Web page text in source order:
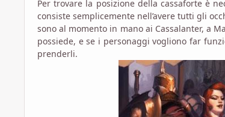
Per trovare la posizione della cassaforte è
consiste semplicemente nell’avere tutti gli
sono al momento in mano ai Cassalanter, a
possiede, e se i personaggi vogliono far
prenderli.